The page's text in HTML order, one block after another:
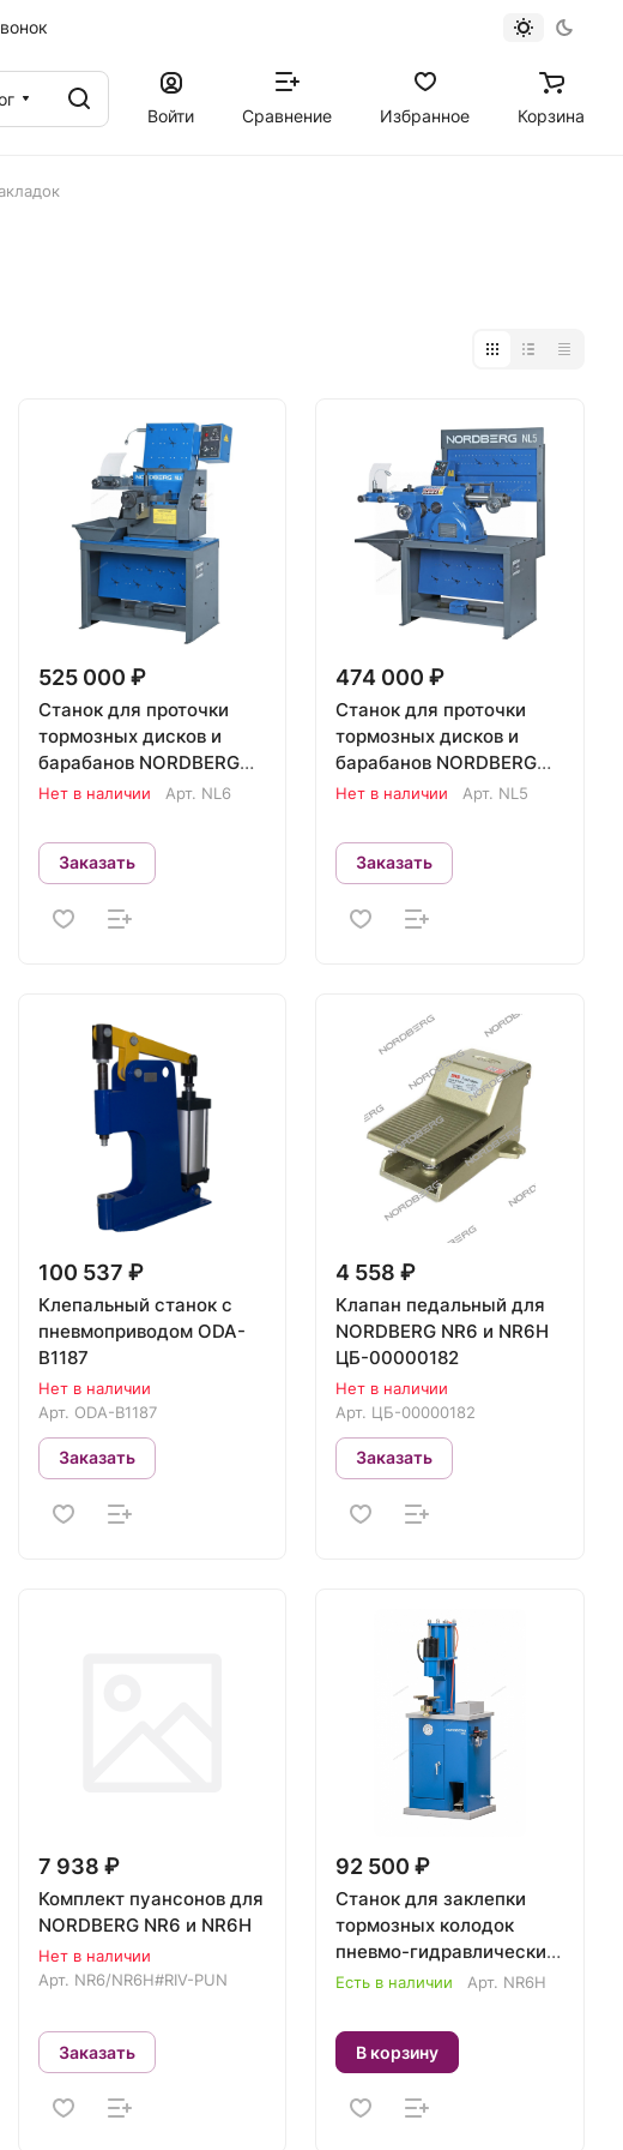
Войти
Сравнение Избранное Корзина
525 000 ₽
Станок для проточки
тормозных дисков и
барабанов NORDBERG
NL6
Нет в наличии Арт. NL6
Заказать
474 000 ₽
Станок для проточки
тормозных дисков и
барабанов NORDBERG
NL5
Нет в наличии Арт. NL5
Заказать
100 537 ₽
Клепальный станок с
пневмоприводом ODA-
B1187
Нет в наличии
Арт. ODA-B1187
Заказать
4 558 ₽
Клапан педальный для
NORDBERG NR6 и NR6H
ЦБ-00000182
Нет в наличии
Арт. ЦБ-00000182
Заказать
7 938 ₽
Комплект пуансонов для
NORDBERG NR6 и NR6H
Нет в наличии
Арт. NR6/NR6H#RIV-PUN
Заказать
92 500 ₽
Станок для заклепки
тормозных колодок
пневмо-гидравлический
NORDBERG NR6H
Есть в наличии Арт. NR6H
В корзину